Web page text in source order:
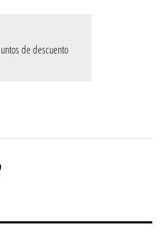
de descuento